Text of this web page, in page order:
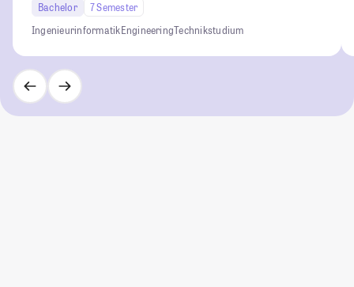
Bachelor
7 Semester
IngenieurinformatikEngineeringTechnikstudium